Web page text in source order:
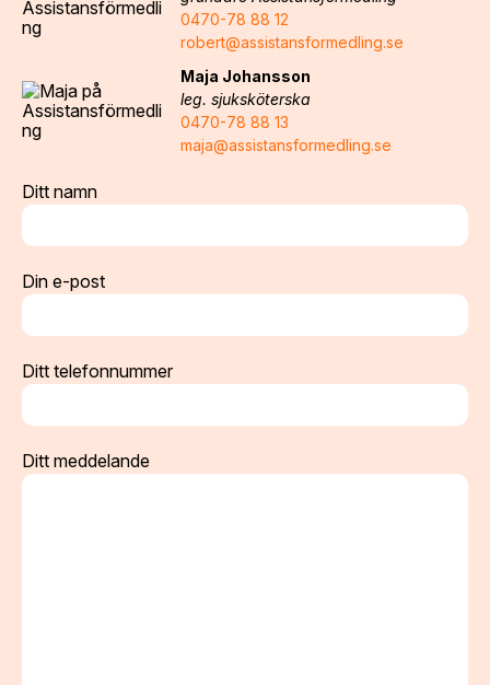
0470-78 88 12
robert@assistansformedling.se
Maja Johansson
leg. sjuksköterska
0470-78 88 13
maja@assistansformedling.se
Ditt namn
Din e-post
Ditt telefonnummer
Ditt meddelande